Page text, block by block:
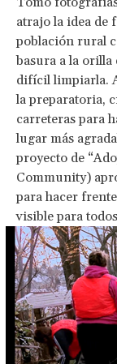
atrajo la idea de
población rural
basura a la orilla
difícil limpiarla.
la preparatoria,
carreteras para
lugar más
proyecto de
Community)
para hacer
visible para